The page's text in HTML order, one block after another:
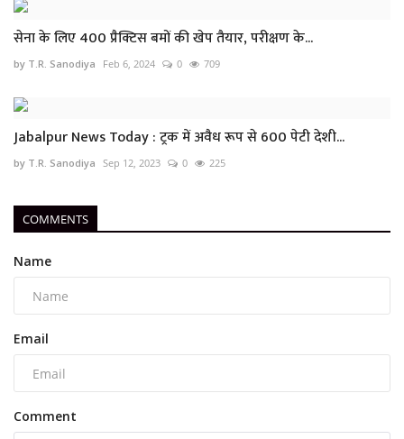
सेना के लिए 400 प्रैक्टिस बमों की खेप तैयार, परीक्षण के...
by T.R. Sanodiya Feb 6, 2024 0 709
Jabalpur News Today : ट्रक में अवैध रूप से 600 पेटी देशी...
by T.R. Sanodiya Sep 12, 2023 0 225
COMMENTS
Name
Email
Comment